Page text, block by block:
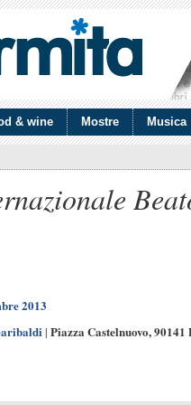
& wine Mostre Musica
2013
| Piazza Castelnuovo, 90141